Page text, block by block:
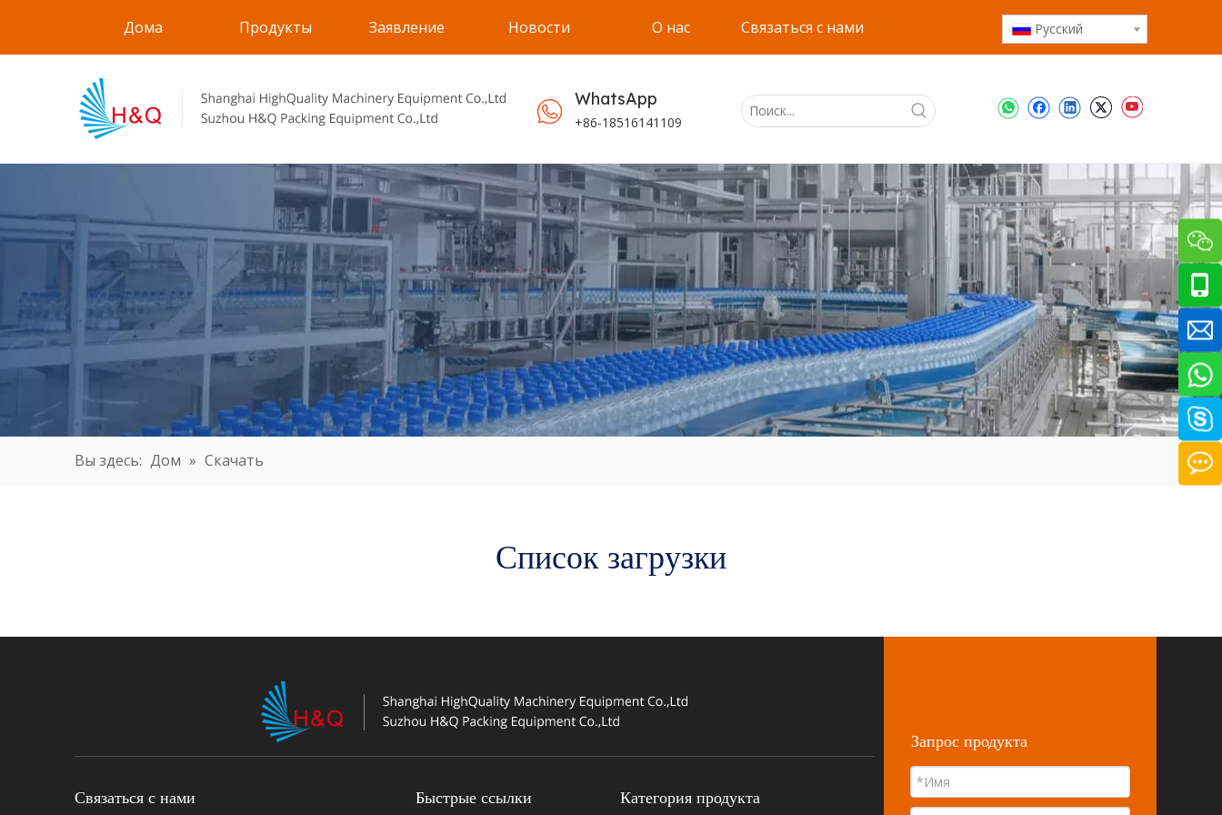
Дома Продукты Заявление Новости О нас Связаться с нами Pусский
WhatsApp
+86-18516141109
Вы здесь: Дом » Скачать
Список загрузки
Связаться с нами Быстрые ссылки Категория продукта
Запрос продукта